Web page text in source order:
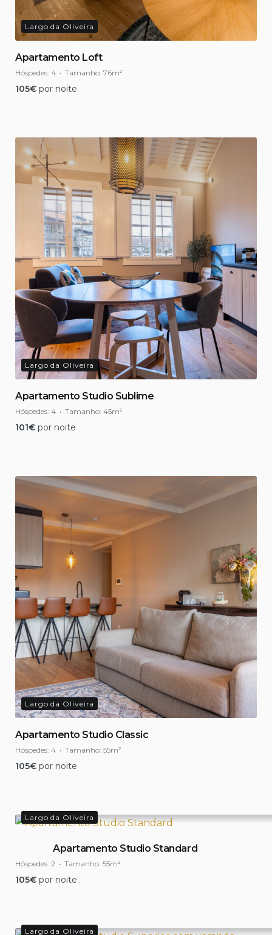
Largo da Oliveira
Apartamento Loft
Hóspedes: 4 Tamanho: 76m²
105€ por noite
Largo da Oliveira
Apartamento Studio Sublime
Hóspedes: 4 Tamanho: 45m²
101€ por noite
Largo da Oliveira
Apartamento Studio Classic
Hóspedes: 4 Tamanho: 55m²
105€ por noite
Largo da Oliveira
Apartamento Studio Standard
Hóspedes: 2 Tamanho: 55m²
105€ por noite
Largo da Oliveira